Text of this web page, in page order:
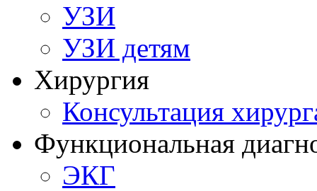
УЗИ
УЗИ детям
Хирургия
Консультация
Функциональная
ЭКГ